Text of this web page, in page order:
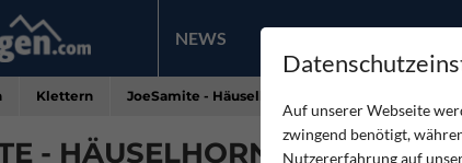
NEWS PRODUKTE
Klettern JoeSamite - Häuselhorn
- HÄUSELHORN
Auf unserer Webseite
zwingend benötigt,
Nutzererfahrung auf